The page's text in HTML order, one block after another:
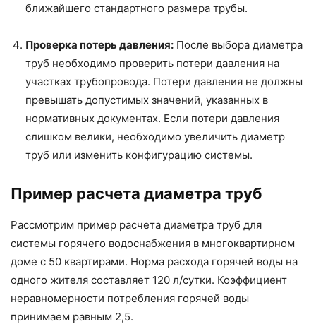
ближайшего стандартного размера трубы.
Проверка потерь давления: После выбора диаметра
труб необходимо проверить потери давления на
участках трубопровода. Потери давления не должны
превышать допустимых значений, указанных в
нормативных документах. Если потери давления
слишком велики, необходимо увеличить диаметр
труб или изменить конфигурацию системы.
Пример расчета диаметра труб
Рассмотрим пример расчета диаметра труб для
системы горячего водоснабжения в многоквартирном
доме с 50 квартирами. Норма расхода горячей воды на
одного жителя составляет 120 л/сутки. Коэффициент
неравномерности потребления горячей воды
принимаем равным 2,5.